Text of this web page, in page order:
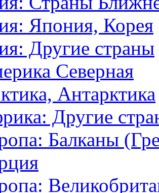
Япония, Корея
Другие страны
Северная
Антарктика
Другие
Балканы